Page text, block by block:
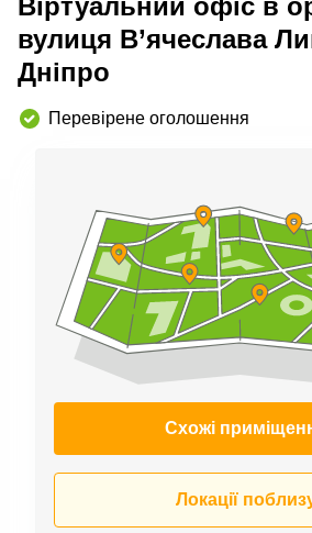
Віртуальний офіс в
вулиця В’ячеслава
Дніпро
Перевірене оголошення
Схожі
Локації